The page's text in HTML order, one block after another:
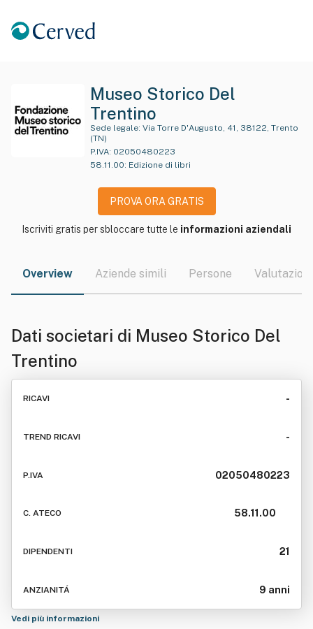
Museo Storico Del
Trentino
Sede legale:
(TN)
P.IVA: 02050480223
58.11.00: Edizione di libri
PROVA ORA GRATIS
Iscriviti gratis per sbloccare tutte le informazioni aziendali
Overview Aziende simili Persone Valutazioni
Dati societari di Museo Storico Del
Trentino
RICAVI -
TREND RICAVI -
P.IVA 02050480223
C. ATECO 58.11.00
DIPENDENTI 21
ANZIANITÁ 9 anni
Vedi più informazioni